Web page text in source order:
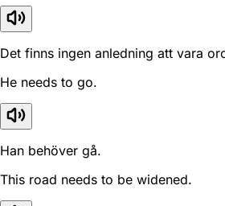
Det finns ingen anledning att vara
He needs to go.
Han behöver gå.
This road needs to be widened.